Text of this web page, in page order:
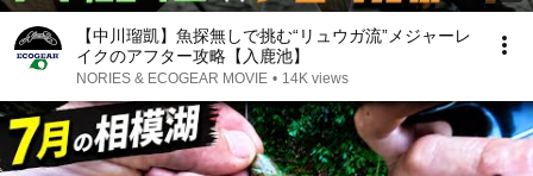
【中川瑠凱】魚探無しで挑む“リュウガ流”メジャーレ
イクのアフター攻略【入鹿池】
NORIES & ECOGEAR MOVIE • 14K views